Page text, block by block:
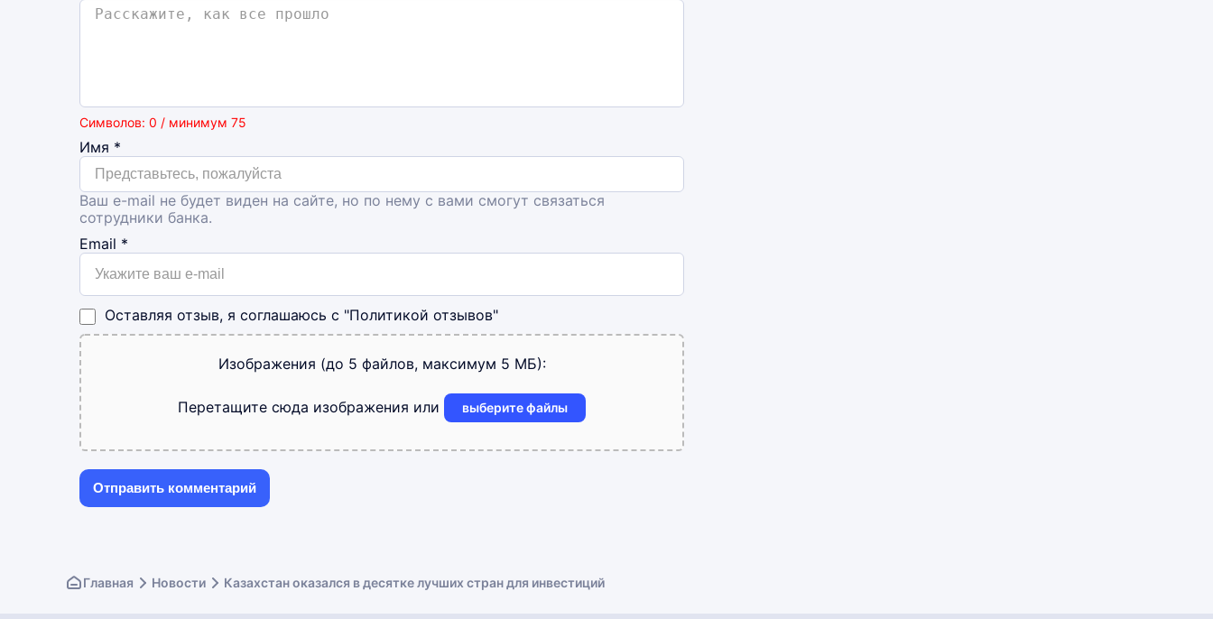
Символов: 0 / минимум 75
Имя *
Ваш e-mail не будет виден на сайте, но по нему с вами смогут связаться
сотрудники банка.
Email *
Оставляя отзыв, я соглашаюсь с "Политикой отзывов"
Изображения (до 5 файлов, максимум 5 МБ):
Перетащите сюда изображения или выберите файлы
Главная Новости Казахстан оказался в десятке лучших стран для инвестиций